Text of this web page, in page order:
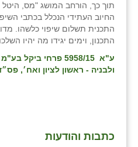
תוך כך, הורחב המושג "מס,
החיוב העתידי הנכלל בכתבי
התכנית תשלום שיפוי כלשהו.
התכנון, וימים יגידו מה יהיו
ע"א 5958/15 פרחי
ולבניה - ראשון לציון ואח׳, פס״ד מיום
כתבות והודעות
גן השומרון
גני עם
גני יהודה
דקל